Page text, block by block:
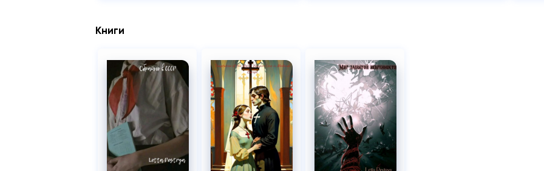
тут как три года. Я учусь на учителя
успокаивает Карл, а готические костела
в моем сердце)... Планирую вернуться на
родные Балканы , где осталось мое
сердце...
Насчет книги, глава будет раз в
месяц. Большие нагрузки по учебе. Я уже
первокурсница, поэтому надеюсь
покорно на ваше понимание.
стали, моей опорой.
Книги